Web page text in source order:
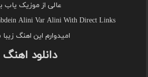
عالی از موزیک یاب
Alini Var Alini With Direct Links
امیدوارم این اهنگ
دانلود اهنگ